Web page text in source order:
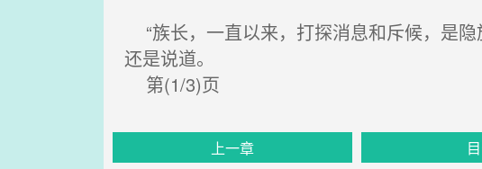
“族长，一直以来，打探消息和斥候，是隐
还是说道。
第(1/3)页
上一章